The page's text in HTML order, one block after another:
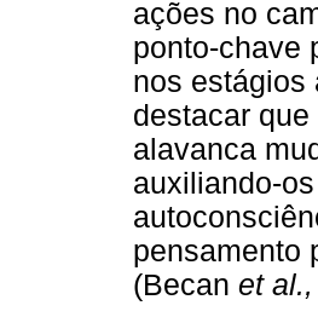
ações no
ponto-chave
nos estágios
destacar
alavanca
auxiliando-
pensamento
(Becan et al.,